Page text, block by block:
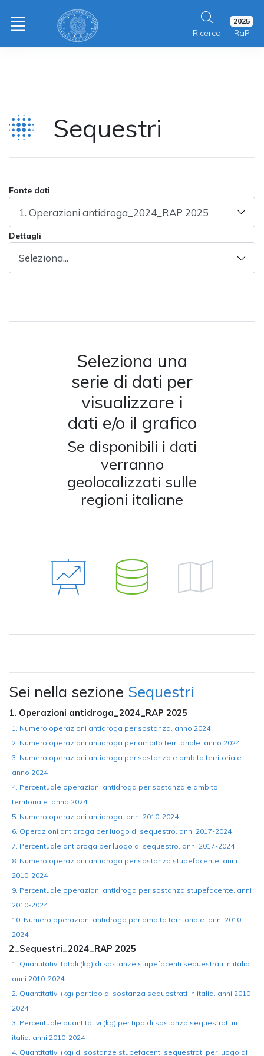
Ricerca
2025
RaP
Sequestri
Fonte dati
Dettagli
Seleziona una
serie di dati per
visualizzare i
dati e/o il grafico
Se disponibili i dati
verranno
geolocalizzati sulle
regioni italiane
Sei nella sezione Sequestri
1. Operazioni antidroga_2024_RAP 2025
1. Numero operazioni antidroga per sostanza. anno 2024
2. Numero operazioni antidroga per ambito territoriale. anno 2024
3. Numero operazioni antidroga per sostanza e ambito territoriale.
anno 2024
4. Percentuale operazioni antidroga per sostanza e ambito
territoriale. anno 2024
5. Numero operazioni antidroga. anni 2010-2024
6. Operazioni antidroga per luogo di sequestro. anni 2017-2024
7. Percentuale antidroga per luogo di sequestro. anni 2017-2024
8. Numero operazioni antidroga per sostanza stupefacente. anni
2010-2024
9. Percentuale operazioni antidroga per sostanza stupefacente. anni
2010-2024
10. Numero operazioni antidroga per ambito territoriale. anni 2010-
2024
2_Sequestri_2024_RAP 2025
1. Quantitativi totali (kg) di sostanze stupefacenti sequestrati in italia.
anni 2010-2024
2. Quantitativi (kg) per tipo di sostanza sequestrati in italia. anni 2010-
2024
3. Percentuale quantitativi (kg) per tipo di sostanza sequestrati in
italia. anni 2010-2024
4. Quantitativi (kg) di sostanze stupefacenti sequestrati per luogo di